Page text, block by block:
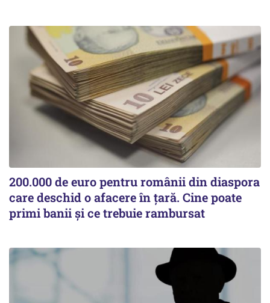
200.000 de euro pentru românii din diaspora
care deschid o afacere în țară. Cine poate
primi banii și ce trebuie rambursat